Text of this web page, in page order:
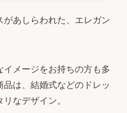
があしらわれた、エレガン
メージをお持ちの方も多
は、結婚式などのドレッ
なデザイン。